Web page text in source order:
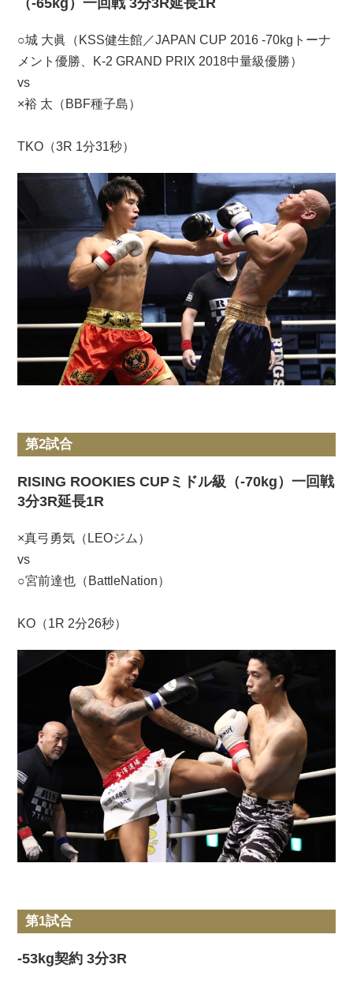
（-65kg）一回戦 3分3R延長1R
○城 大眞（KSS健生館／JAPAN CUP 2016 -70kgトーナ
メント優勝、K-2 GRAND PRIX 2018中量級優勝）
vs
×裕 太（BBF種子島）
TKO（3R 1分31秒）
第2試合
RISING ROOKIES CUPミドル級（-70kg）一回戦
3分3R延長1R
×真弓勇気（LEOジム）
vs
○宮前達也（BattleNation）
KO（1R 2分26秒）
第1試合
-53kg契約 3分3R